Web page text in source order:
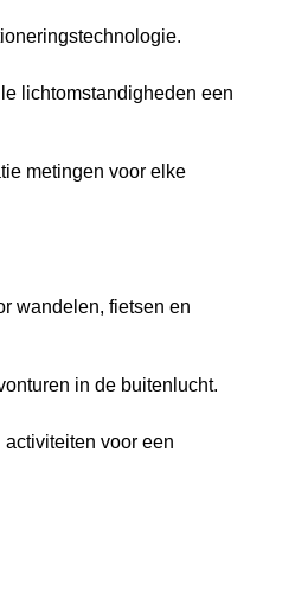
lichtomstandigheden een
metingen voor elke
wandelen, fietsen en
in de buitenlucht.
voor een